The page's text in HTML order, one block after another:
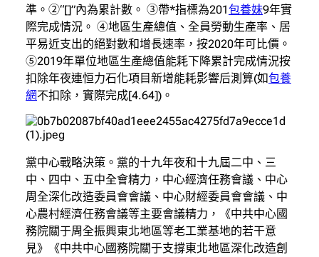
準。②“[]”內為累計數。 ③帶*指標為201包養妹9年實
際完成情況。 ④地區生產總值、全員勞動生產率、居
平易近支出的絕對數和增長速率，按2020年可比價。
⑤2019年單位地區生產總值能耗下降累計完成情況按
扣除年夜連恒力石化項目新增能耗影響后測算(如包養
網不扣除，實際完成[4.64])。
黨中心戰略決策。黨的十九年夜和十九屆二中、三
中、四中、五中全會精力，中心經濟任務會議、中心
周全深化改造委員會會議、中心財經委員會會議、中
心農村經濟任務會議等主要會議精力，《中共中心國
務院關于周全振興東北地區等老工業基地的若干意
見》《中共中心國務院關于支撐東北地區深化改造創